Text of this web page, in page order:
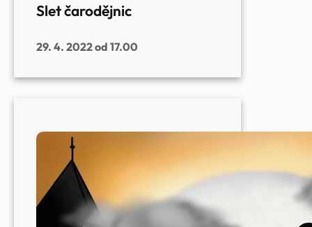
Slet čarodějnic
29. 4. 2022 od 17.00